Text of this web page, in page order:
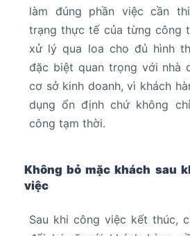
làm đúng phần việc cần
trạng thực tế của từng công
xử lý qua loa cho đủ hình
đặc biệt quan trọng với nhà
cơ sở kinh doanh, vì khách
dụng ổn định chứ không
công tạm thời.
Không bỏ mặc khách sau
việc
Sau khi công việc kết thúc,